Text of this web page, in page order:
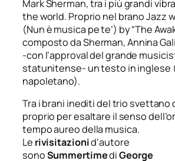
Mark Sherman, tra i più grandi
the world. Proprio nel brano Jazz
(Nun è musica pe te’) by “The
composto da Sherman, Annina
-con l’approval del grande
statunitense- un testo in inglese
napoletano).
Tra i brani inediti del trio svettano
proprio per esaltare il senso
tempo aureo della musica.
Le rivisitazionid’autore
sonoSummertimediGeorge